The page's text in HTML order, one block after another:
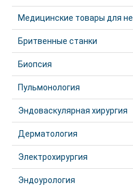
Медицинские товары для
Бритвенные станки
Биопсия
Пульмонология
Эндоваскулярная хирургия
Дерматология
Электрохирургия
Эндоурология